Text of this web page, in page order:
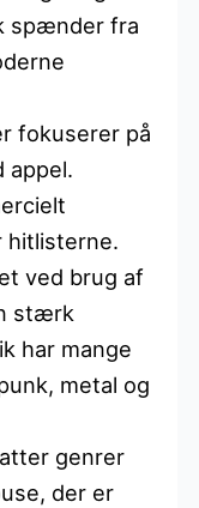
spænder fra
fokuserer på
appel.
hitlisterne.
ved brug af
stærk
har mange
metal og
genrer
der er